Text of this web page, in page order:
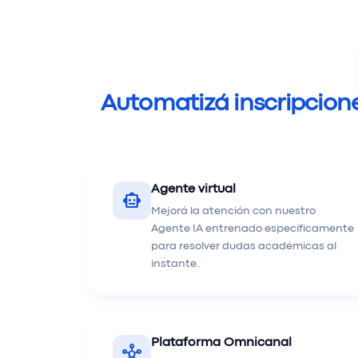
Automatizá
smart_toy Agente virtual
Mejorá la atención con nuestro
Agente IA entrenado específicamente
para resolver dudas académicas al
instante.
Plataforma Omnicanal